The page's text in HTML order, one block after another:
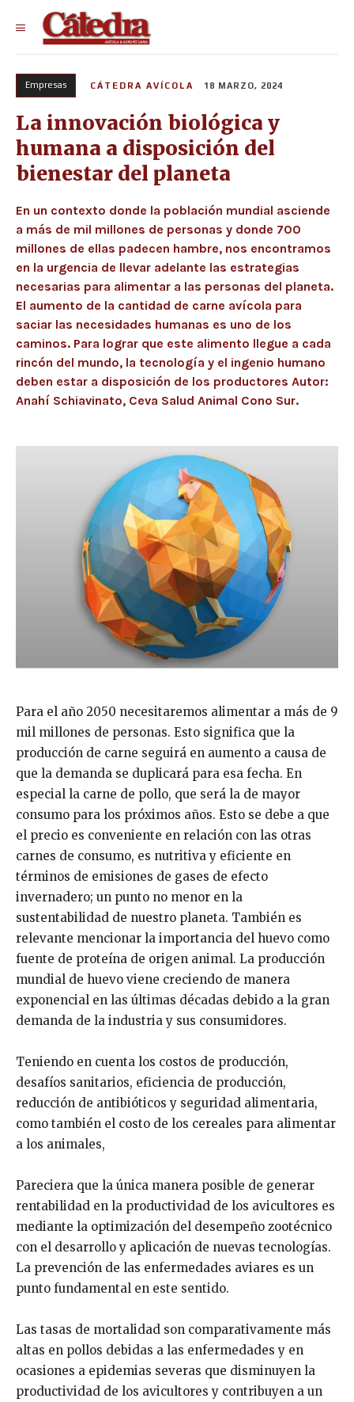
Empresas CÁTEDRA AVÍCOLA 18 MARZO, 2024
La innovación biológica y
humana a disposición del
bienestar del planeta
En un contexto donde la población mundial asciende
a más de mil millones de personas y donde 700
millones de ellas padecen hambre, nos encontramos
en la urgencia de llevar adelante las estrategias
necesarias para alimentar a las personas del planeta.
El aumento de la cantidad de carne avícola para
saciar las necesidades humanas es uno de los
caminos. Para lograr que este alimento llegue a cada
rincón del mundo, la tecnología y el ingenio humano
deben estar a disposición de los productores Autor:
Anahí Schiavinato, Ceva Salud Animal Cono Sur.
Para el año 2050 necesitaremos alimentar a más de 9
mil millones de personas. Esto significa que la
producción de carne seguirá en aumento a causa de
que la demanda se duplicará para esa fecha. En
especial la carne de pollo, que será la de mayor
consumo para los próximos años. Esto se debe a que
el precio es conveniente en relación con las otras
carnes de consumo, es nutritiva y eficiente en
términos de emisiones de gases de efecto
invernadero; un punto no menor en la
sustentabilidad de nuestro planeta. También es
relevante mencionar la importancia del huevo como
fuente de proteína de origen animal. La producción
mundial de huevo viene creciendo de manera
exponencial en las últimas décadas debido a la gran
demanda de la industria y sus consumidores.
Teniendo en cuenta los costos de producción,
desafíos sanitarios, eficiencia de producción,
reducción de antibióticos y seguridad alimentaria,
como también el costo de los cereales para alimentar
a los animales,
Pareciera que la única manera posible de generar
rentabilidad en la productividad de los avicultores es
mediante la optimización del desempeño zootécnico
con el desarrollo y aplicación de nuevas tecnologías.
La prevención de las enfermedades aviares es un
punto fundamental en este sentido.
Las tasas de mortalidad son comparativamente más
altas en pollos debidas a las enfermedades y en
ocasiones a epidemias severas que disminuyen la
productividad de los avicultores y contribuyen a un